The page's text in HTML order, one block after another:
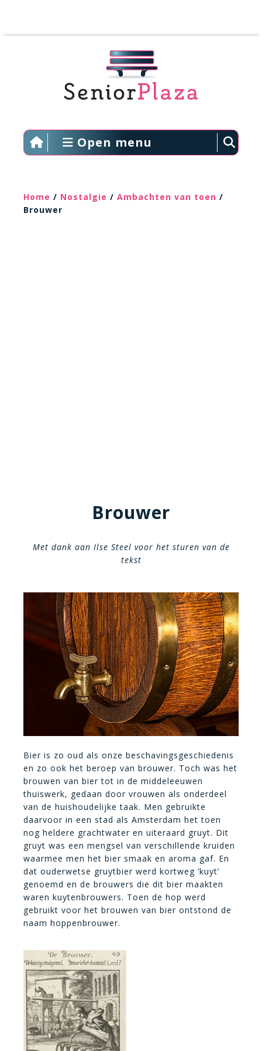
Open menu
Home / Nostalgie / Ambachten van toen /
Brouwer
Brouwer
Met dank aan Ilse Steel voor het sturen van de
tekst
Bier is zo oud als onze beschavingsgeschiedenis
en zo ook het beroep van brouwer. Toch was het
brouwen van bier tot in de middeleeuwen
thuiswerk, gedaan door vrouwen als onderdeel
van de huishoudelijke taak. Men gebruikte
daarvoor in een stad als Amsterdam het toen
nog heldere grachtwater en uiteraard gruyt. Dit
gruyt was een mengsel van verschillende kruiden
waarmee men het bier smaak en aroma gaf. En
dat ouderwetse gruytbier werd kortweg ‘kuyt’
genoemd en de brouwers die dit bier maakten
waren kuytenbrouwers. Toen de hop werd
gebruikt voor het brouwen van bier ontstond de
naam hoppenbrouwer.